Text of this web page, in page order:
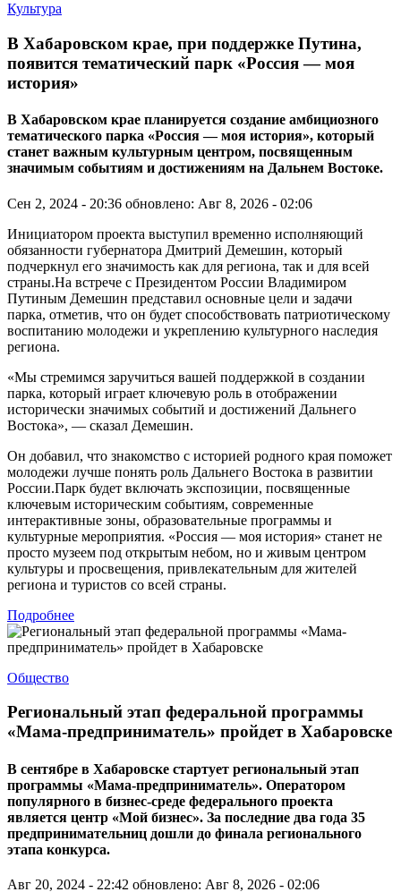
Культура
В Хабаровском крае, при поддержке Путина,
появится тематический парк «Россия — моя
история»
В Хабаровском крае планируется создание амбициозного
тематического парка «Россия — моя история», который
станет важным культурным центром, посвященным
значимым событиям и достижениям на Дальнем Востоке.
Сен 2, 2024 - 20:36 обновлено: Авг 8, 2026 - 02:06
Инициатором проекта выступил временно исполняющий
обязанности губернатора Дмитрий Демешин, который
подчеркнул его значимость как для региона, так и для всей
страны.На встрече с Президентом России Владимиром
Путиным Демешин представил основные цели и задачи
парка, отметив, что он будет способствовать патриотическому
воспитанию молодежи и укреплению культурного наследия
региона.
«Мы стремимся заручиться вашей поддержкой в создании
парка, который играет ключевую роль в отображении
исторически значимых событий и достижений Дальнего
Востока», — сказал Демешин.
Он добавил, что знакомство с историей родного края поможет
молодежи лучше понять роль Дальнего Востока в развитии
России.Парк будет включать экспозиции, посвященные
ключевым историческим событиям, современные
интерактивные зоны, образовательные программы и
культурные мероприятия. «Россия — моя история» станет не
просто музеем под открытым небом, но и живым центром
культуры и просвещения, привлекательным для жителей
региона и туристов со всей страны.
Подробнее
Общество
Региональный этап федеральной программы
«Мама-предприниматель» пройдет в Хабаровске
В сентябре в Хабаровске стартует региональный этап
программы «Мама-предприниматель». Оператором
популярного в бизнес-среде федерального проекта
является центр «Мой бизнес». За последние два года 35
предпринимательниц дошли до финала регионального
этапа конкурса.
Авг 20, 2024 - 22:42 обновлено: Авг 8, 2026 - 02:06